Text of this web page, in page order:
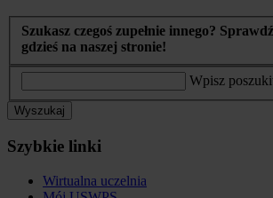
Szukasz czegoś zupełnie innego?
gdzieś na naszej stronie!
Wpisz
Wyszukaj
Szybkie linki
Wirtualna uczelnia